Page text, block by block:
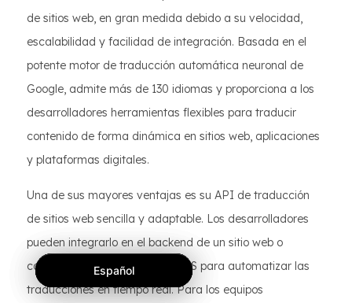
de sitios web, en gran medida debido a su velocidad,
escalabilidad y facilidad de integración. Basada en el
potente motor de traducción automática neuronal de
Google, admite más de 130 idiomas y proporciona a los
desarrolladores herramientas flexibles para traducir
contenido de forma dinámica en sitios web, aplicaciones
y plataformas digitales.
Una de sus mayores ventajas es su API de traducción
de sitios web sencilla y adaptable. Los desarrolladores
pueden integrarlo en el backend de un sitio web o
conectarlo con plataformas CMS para automatizar las
traducciones en tiempo real. Para los equipos
Español
Español
Español